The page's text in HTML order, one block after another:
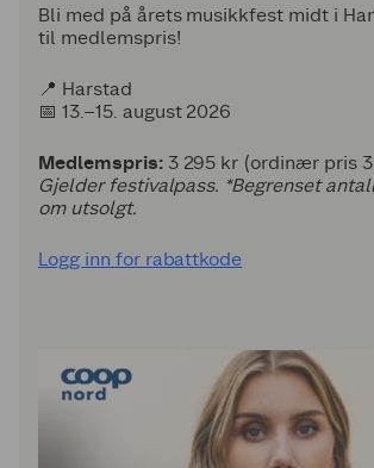
Bli med på årets musikkfest midt i
til medlemspris!
📍 Harstad
📅 13.–15. august 2026
Medlemspris: 3 295 kr (ordinær pris
Gjelder festivalpass. *Begrenset
om utsolgt.
Logg inn for rabattkode